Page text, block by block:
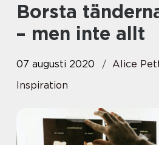
Borsta tänderna är viktigt
– men inte allt
07 augusti 2020
Alice
Inspiration